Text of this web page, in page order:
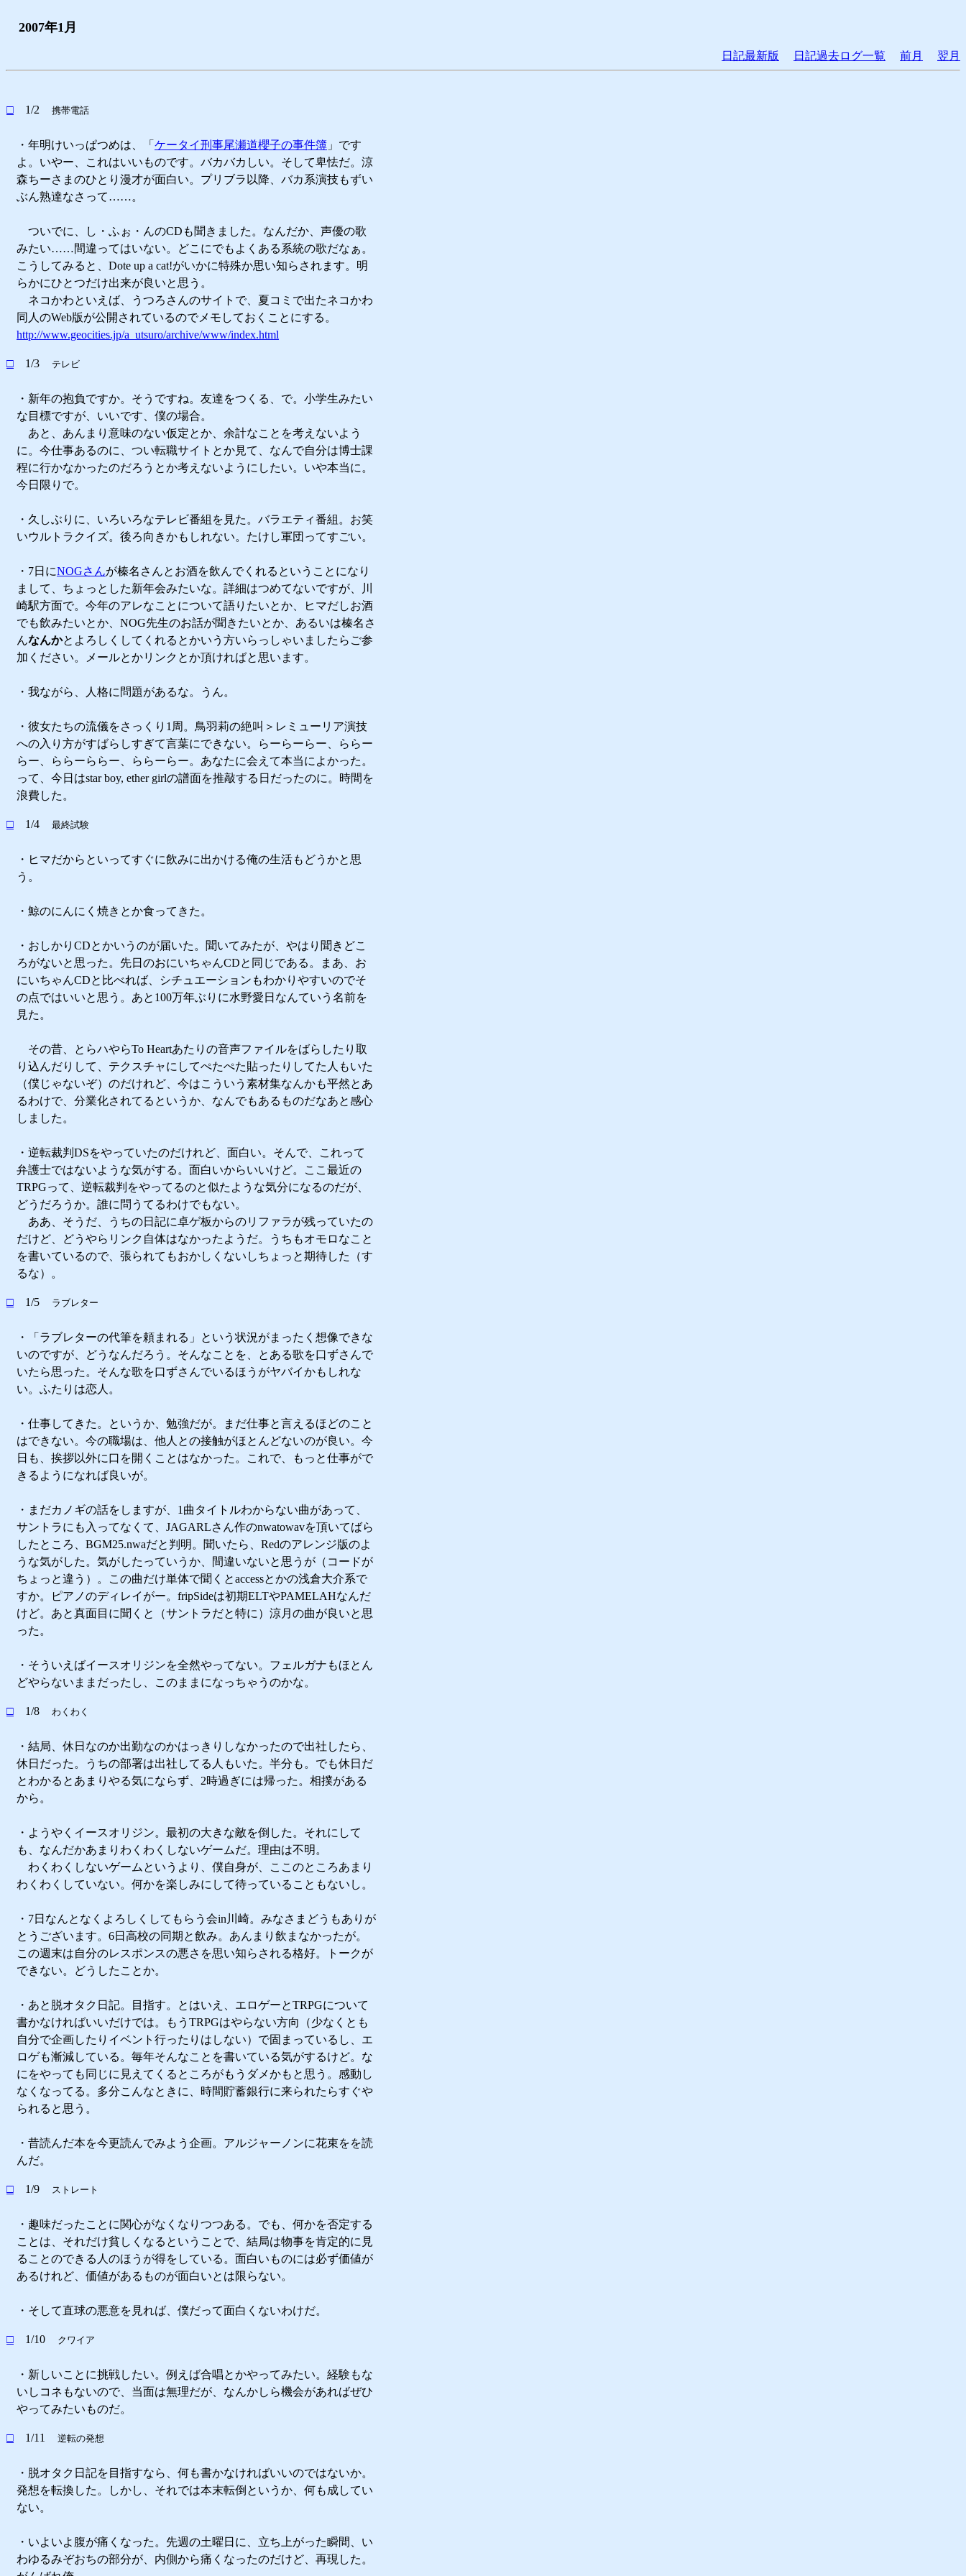
2007年1月
日記最新版 日記過去ログ一覧 前月 翌月
□ 1/2 携帯電話
・年明けいっぱつめは、「 ケータイ刑事尾瀬道櫻子の事件簿 」です
よ。いやー、これはいいものです。バカバカしい。そして卑怯だ。涼
森ちーさまのひとり漫才が面白い。プリブラ以降、バカ系演技もずい
ぶん熟達なさって……。
ついでに、し・ふぉ・んのCDも聞きました。なんだか、声優の歌
みたい……間違ってはいない。どこにでもよくある系統の歌だなぁ。
こうしてみると、Dote up a cat!がいかに特殊か思い知らされます。明
らかにひとつだけ出来が良いと思う。
ネコかわといえば、うつろさんのサイトで、夏コミで出たネコかわ
同人のWeb版が公開されているのでメモしておくことにする。
http://www.geocities.jp/a_utsuro/archive/www/index.html
□ 1/3 テレビ
・新年の抱負ですか。そうですね。友達をつくる、で。小学生みたい
な目標ですが、いいです、僕の場合。
あと、あんまり意味のない仮定とか、余計なことを考えないよう
に。今仕事あるのに、つい転職サイトとか見て、なんで自分は博士課
程に行かなかったのだろうとか考えないようにしたい。いや本当に。
今日限りで。
・久しぶりに、いろいろなテレビ番組を見た。バラエティ番組。お笑
いウルトラクイズ。後ろ向きかもしれない。たけし軍団ってすごい。
・7日にNOGさんが榛名さんとお酒を飲んでくれるということになり
まして、ちょっとした新年会みたいな。詳細はつめてないですが、川
崎駅方面で。今年のアレなことについて語りたいとか、ヒマだしお酒
でも飲みたいとか、NOG先生のお話が聞きたいとか、あるいは榛名さ
んなんかとよろしくしてくれるとかいう方いらっしゃいましたらご参
加ください。メールとかリンクとか頂ければと思います。
・我ながら、人格に問題があるな。うん。
・彼女たちの流儀をさっくり1周。鳥羽莉の絶叫＞レミューリア演技
への入り方がすばらしすぎて言葉にできない。らーらーらー、ららー
らー、ららーららー、ららーらー。あなたに会えて本当によかった。
って、今日はstar boy, ether girlの譜面を推敲する日だったのに。時間を
浪費した。
□ 1/4 最終試験
・ヒマだからといってすぐに飲みに出かける俺の生活もどうかと思
う。
・鯨のにんにく焼きとか食ってきた。
・おしかりCDとかいうのが届いた。聞いてみたが、やはり聞きどこ
ろがないと思った。先日のおにいちゃんCDと同じである。まあ、お
にいちゃんCDと比べれば、シチュエーションもわかりやすいのでそ
の点ではいいと思う。あと100万年ぶりに水野愛日なんていう名前を
見た。
その昔、とらハやらTo Heartあたりの音声ファイルをばらしたり取
り込んだりして、テクスチャにしてぺたぺた貼ったりしてた人もいた
（僕じゃないぞ）のだけれど、今はこういう素材集なんかも平然とあ
るわけで、分業化されてるというか、なんでもあるものだなあと感心
しました。
・逆転裁判DSをやっていたのだけれど、面白い。そんで、これって
弁護士ではないような気がする。面白いからいいけど。ここ最近の
TRPGって、逆転裁判をやってるのと似たような気分になるのだが、
どうだろうか。誰に問うてるわけでもない。
ああ、そうだ、うちの日記に卓ゲ板からのリファラが残っていたの
だけど、どうやらリンク自体はなかったようだ。うちもオモロなこと
を書いているので、張られてもおかしくないしちょっと期待した（す
るな）。
□ 1/5 ラブレター
・「ラブレターの代筆を頼まれる」という状況がまったく想像できな
いのですが、どうなんだろう。そんなことを、とある歌を口ずさんで
いたら思った。そんな歌を口ずさんでいるほうがヤバイかもしれな
い。ふたりは恋人。
・仕事してきた。というか、勉強だが。まだ仕事と言えるほどのこと
はできない。今の職場は、他人との接触がほとんどないのが良い。今
日も、挨拶以外に口を開くことはなかった。これで、もっと仕事がで
きるようになれば良いが。
・まだカノギの話をしますが、1曲タイトルわからない曲があって、
サントラにも入ってなくて、JAGARLさん作のnwatowavを頂いてばら
したところ、BGM25.nwaだと判明。聞いたら、Redのアレンジ版のよ
うな気がした。気がしたっていうか、間違いないと思うが（コードが
ちょっと違う）。この曲だけ単体で聞くとaccessとかの浅倉大介系で
すか。ピアノのディレイがー。fripSideは初期ELTやPAMELAHなんだ
けど。あと真面目に聞くと（サントラだと特に）涼月の曲が良いと思
った。
・そういえばイースオリジンを全然やってない。フェルガナもほとん
どやらないままだったし、このままになっちゃうのかな。
□ 1/8 わくわく
・結局、休日なのか出勤なのかはっきりしなかったので出社したら、
休日だった。うちの部署は出社してる人もいた。半分も。でも休日だ
とわかるとあまりやる気にならず、2時過ぎには帰った。相撲がある
から。
・ようやくイースオリジン。最初の大きな敵を倒した。それにして
も、なんだかあまりわくわくしないゲームだ。理由は不明。
わくわくしないゲームというより、僕自身が、ここのところあまり
わくわくしていない。何かを楽しみにして待っていることもないし。
・7日なんとなくよろしくしてもらう会in川崎。みなさまどうもありが
とうございます。6日高校の同期と飲み。あんまり飲まなかったが。
この週末は自分のレスポンスの悪さを思い知らされる格好。トークが
できない。どうしたことか。
・あと脱オタク日記。目指す。とはいえ、エロゲーとTRPGについて
書かなければいいだけでは。もうTRPGはやらない方向（少なくとも
自分で企画したりイベント行ったりはしない）で固まっているし、エ
ロゲも漸減している。毎年そんなことを書いている気がするけど。な
にをやっても同じに見えてくるところがもうダメかもと思う。感動し
なくなってる。多分こんなときに、時間貯蓄銀行に来られたらすぐや
られると思う。
・昔読んだ本を今更読んでみよう企画。アルジャーノンに花束をを読
んだ。
□ 1/9 ストレート
・趣味だったことに関心がなくなりつつある。でも、何かを否定する
ことは、それだけ貧しくなるということで、結局は物事を肯定的に見
ることのできる人のほうが得をしている。面白いものには必ず価値が
あるけれど、価値があるものが面白いとは限らない。
・そして直球の悪意を見れば、僕だって面白くないわけだ。
□ 1/10 クワイア
・新しいことに挑戦したい。例えば合唱とかやってみたい。経験もな
いしコネもないので、当面は無理だが、なんかしら機会があればぜひ
やってみたいものだ。
□ 1/11 逆転の発想
・脱オタク日記を目指すなら、何も書かなければいいのではないか。
発想を転換した。しかし、それでは本末転倒というか、何も成してい
ない。
・いよいよ腹が痛くなった。先週の土曜日に、立ち上がった瞬間、い
わゆるみぞおちの部分が、内側から痛くなったのだけど、再現した。